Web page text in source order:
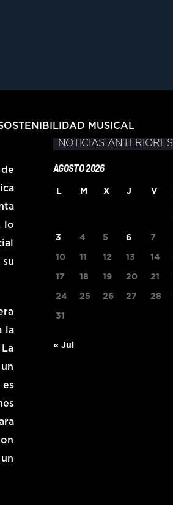
MUSICAL
lo
la
NOTICIAS ANTERIORES
AGOSTO 2026
L M X J V
3 4 5 6 7
10 11 12 13 14
17 18 19 20 21
24 25 26 27 28
31
« Jul